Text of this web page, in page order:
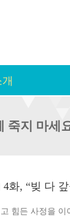
죽지 마세
화, “빚 다
힘든 사정을